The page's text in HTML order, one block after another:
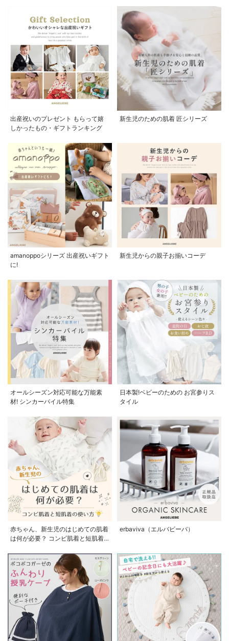
出産祝いのプレゼント もらって嬉
しかったもの・ギフトランキング
新生児のための肌着 匠シリーズ
amanoppoシリーズ 出産祝いギフト
に!
新生児からの親子お揃いコーデ
オールシーズン対応可能な万能素
材! シンカーパイル特集
日本製!ベビーのための お宮参りス
タイル
赤ちゃん、新生児のはじめての肌着
は何が必要？ コンビ肌着と短肌着
erbaviva（エルバビーバ）